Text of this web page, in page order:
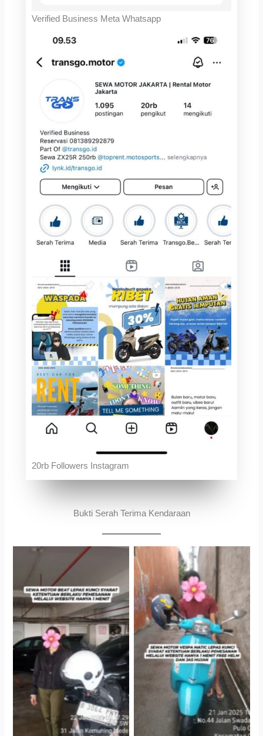
Verified Business Meta Whatsapp
20rb Followers Instagram
Bukti Serah Terima Kendaraan
Cityplaza Jatinegara
Gedung Parkir P6A
Antar Jemput Kendaraan